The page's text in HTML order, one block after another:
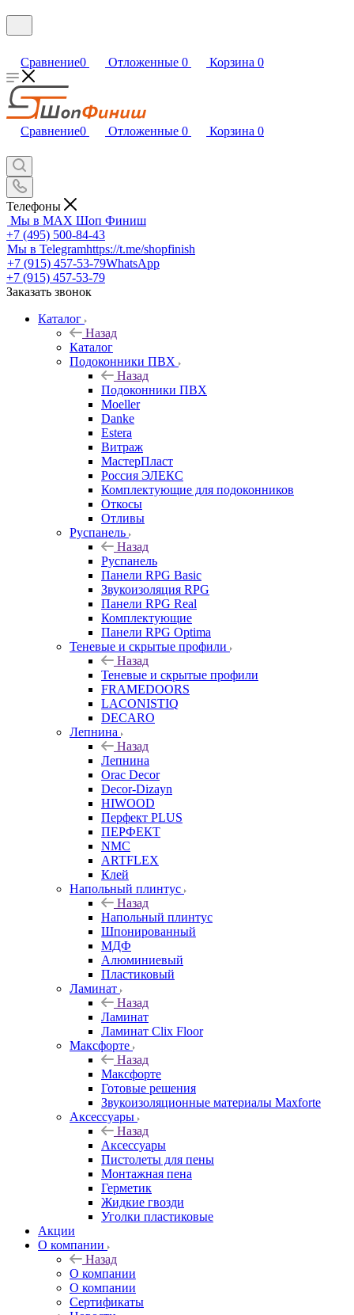
Сравнение0 Отложенные 0 Корзина 0
Сравнение0 Отложенные 0 Корзина 0
Телефоны
Мы в MAX Шоп Финиш
+7 (495) 500-84-43
Мы в Telegramhttps://t.me/shopfinish
+7 (915) 457-53-79WhatsApp
+7 (915) 457-53-79
Заказать звонок
Каталог
Назад
Каталог
Подоконники ПВХ
Назад
Подоконники ПВХ
Moeller
Danke
Estera
Витраж
МастерПласт
Россия ЭЛЕКС
Комплектующие для подоконников
Откосы
Отливы
Руспанель
Назад
Руспанель
Панели RPG Basic
Звукоизоляция RPG
Панели RPG Real
Комплектующие
Панели RPG Optima
Теневые и скрытые профили
Назад
Теневые и скрытые профили
FRAMEDOORS
LACONISTIQ
DECARO
Лепнина
Назад
Лепнина
Orac Decor
Decor-Dizayn
HIWOOD
Перфект PLUS
ПЕРФЕКТ
NMC
ARTFLEX
Клей
Напольный плинтус
Назад
Напольный плинтус
Шпонированный
МДФ
Алюминиевый
Пластиковый
Ламинат
Назад
Ламинат
Ламинат Clix Floor
Максфорте
Назад
Максфорте
Готовые решения
Звукоизоляционные материалы Maxforte
Аксессуары
Назад
Аксессуары
Пистолеты для пены
Монтажная пена
Герметик
Жидкие гвозди
Уголки пластиковые
Акции
О компании
Назад
О компании
О компании
Сертификаты